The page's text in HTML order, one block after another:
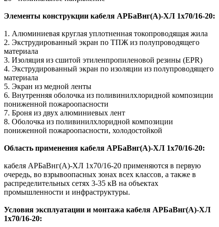
Элементы конструкции кабеля АРБаВнг(A)-ХЛ 1х70/16-20:
1. Алюминиевая круглая уплотненная токопроводящая жила
2. Экструдированный экран по ТПЖ из полупроводящего
материала
3. Изоляция из сшитой этиленпропиленовой резины (EPR)
4. Экструдированный экран по изоляции из полупроводящего
материала
5. Экран из медной ленты
6. Внутренняя оболочка из поливинилхлоридной композиции
пониженной пожароопасности
7. Броня из двух алюминиевых лент
8. Оболочка из поливинилхлоридной композиции
пониженной пожароопасности, холодостойкой
Область применения кабеля АРБаВнг(A)-ХЛ 1х70/16-20:
кабеля АРБаВнг(A)-ХЛ 1х70/16-20 применяются в первую
очередь, во взрывоопасных зонах всех классов, а также в
распределительных сетях 3-35 кВ на объектах
промышленности и инфраструктуры.
Условия эксплуатации и монтажа кабеля АРБаВнг(A)-ХЛ
1х70/16-20: